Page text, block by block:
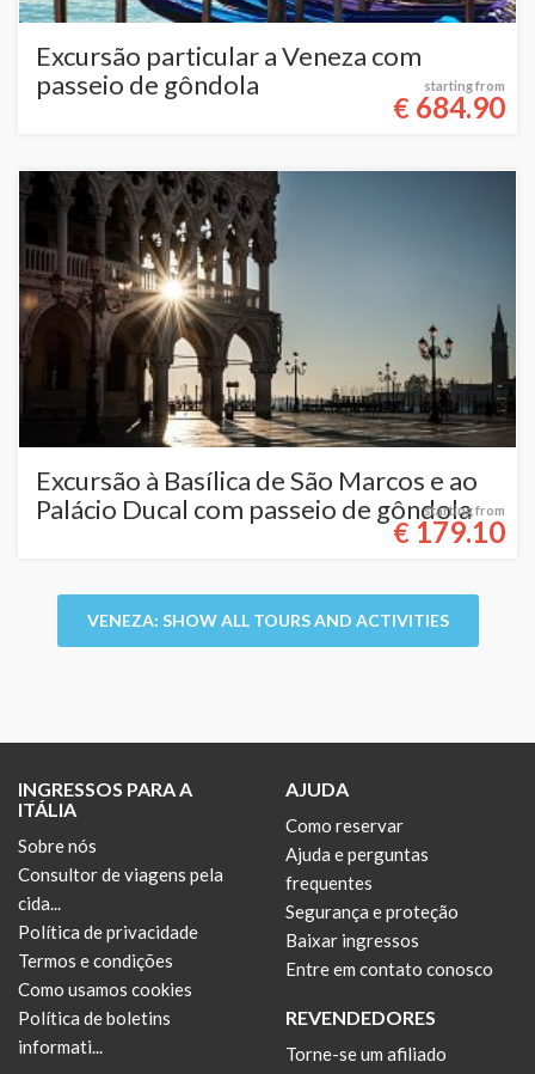
Excursão particular a Veneza com
passeio de gôndola
starting from
€ 684.90
Excursão à Basílica de São Marcos e ao
Palácio Ducal com passeio de gôndola
starting from
€ 179.10
VENEZA: SHOW ALL TOURS AND ACTIVITIES
INGRESSOS PARA A
ITÁLIA
Sobre nós
Consultor de viagens pela
cida...
Política de privacidade
Termos e condições
Como usamos cookies
Política de boletins
informati...
AJUDA
Como reservar
Ajuda e perguntas
frequentes
Segurança e proteção
Baixar ingressos
Entre em contato conosco
REVENDEDORES
Torne-se um afiliado